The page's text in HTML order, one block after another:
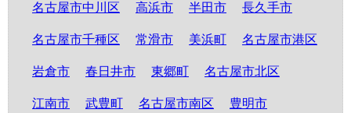
名古屋市中川区 高浜市 半田市 長久手市
名古屋市千種区 常滑市 美浜町 名古屋市港区
岩倉市 春日井市 東郷町 名古屋市北区
江南市 武豊町 名古屋市南区 豊明市